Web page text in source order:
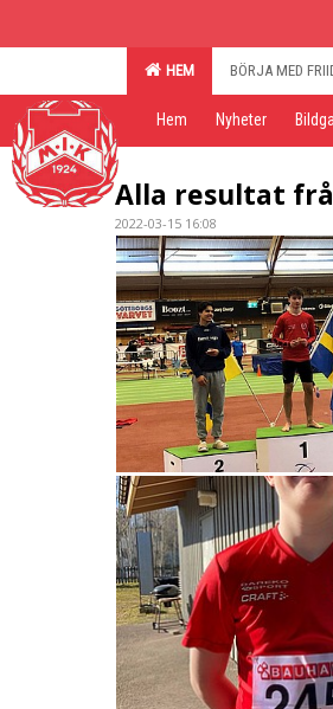
HEM BÖRJA MED
Hem Nyheter
Alla resultat
2022-03-15 16:08